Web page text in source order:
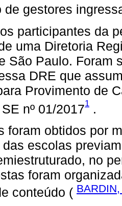
de gestores
participantes da
uma Diretoria
São Paulo. Foram
DRE que
Provimento de
nº 01/20171 .
foram obtidos por
das escolas
no
foram
conteúdo (